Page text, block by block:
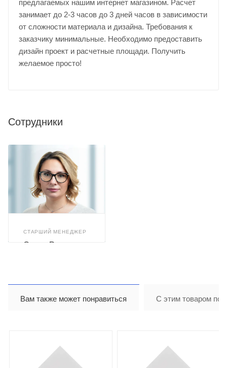
предлагаемых нашим интернет магазином. Расчет
занимает до 2-3 часов до 3 дней часов в зависимости
от сложности материала и дизайна. Требования к
заказчику минимальные. Необходимо предоставить
дизайн проект и расчетные площади. Получить
желаемое просто!
Сотрудники
СТАРШИЙ МЕНЕДЖЕР
Олеся Романюк
Вам также может понравиться С этим товаром